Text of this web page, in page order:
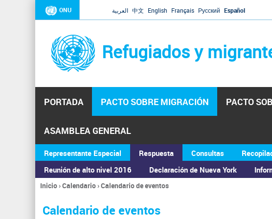
ONU العربية 中文 English Français Русский Español
Refugiados y
PORTADA PACTO SOBRE MIGRACIÓN
Representante Especial
Respuesta
Reunión de alto nivel 2016
Declaración de Nueva York
Consultas
PACTO
ASAMBLEA GENERAL
Se
encuentra
usted
Inicio›Calendario›Calendario de eventos
Calendario de eventos